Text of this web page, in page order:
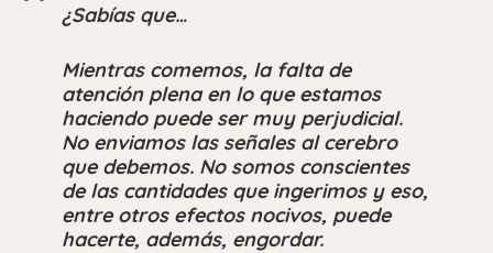
¿Sabías que…
Mientras comemos, la falta de
atención plena en lo que estamos
haciendo puede ser muy perjudicial.
No enviamos las señales al cerebro
que debemos. No somos conscientes
de las cantidades que ingerimos y eso,
entre otros efectos nocivos, puede
hacerte, además, engordar.